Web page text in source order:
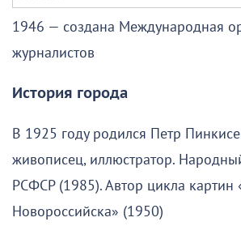
1946 — создана Международная
журналистов
История города
В 1925 году родился Петр
живописец, иллюстратор.
РСФСР (1985). Автор цикла картин
Новороссийска» (1950)